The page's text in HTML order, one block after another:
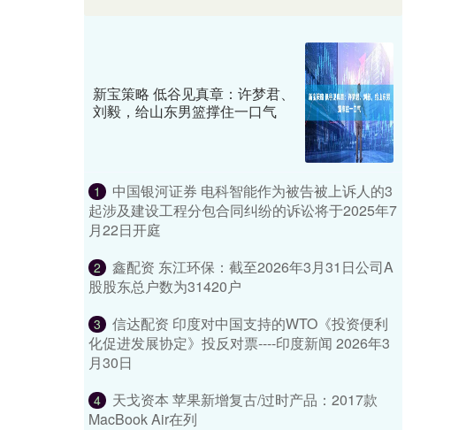
新宝策略 低谷见真章：许梦君、
刘毅，给山东男篮撑住一口气
1
中国银河证券 电科智能作为被告被上诉人的3
起涉及建设工程分包合同纠纷的诉讼将于2025年7
月22日开庭
2
鑫配资 东江环保：截至2026年3月31日公司A
股股东总户数为31420户
3
信达配资 印度对中国支持的WTO《投资便利
化促进发展协定》投反对票----印度新闻 2026年3
月30日
4
天戈资本 苹果新增复古/过时产品：2017款
MacBook Air在列